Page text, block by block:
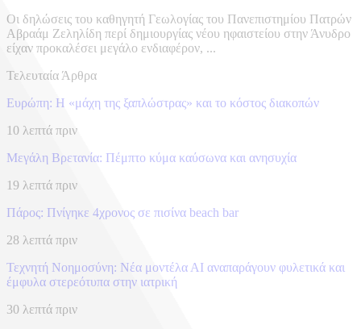
Οι δηλώσεις του καθηγητή Γεωλογίας του Πανεπιστημίου Πατρών
Αβραάμ Ζεληλίδη περί δημιουργίας νέου ηφαιστείου στην Άνυδρο
είχαν προκαλέσει μεγάλο ενδιαφέρον, ...
Τελευταία Άρθρα
Ευρώπη: H «μάχη της ξαπλώστρας» και το κόστος διακοπών
10 λεπτά πριν
Μεγάλη Βρετανία: Πέμπτο κύμα καύσωνα και ανησυχία
19 λεπτά πριν
Πάρος: Πνίγηκε 4χρονος σε πισίνα beach bar
28 λεπτά πριν
Τεχνητή Νοημοσύνη: Νέα μοντέλα ΑΙ αναπαράγουν φυλετικά και
έμφυλα στερεότυπα στην ιατρική
30 λεπτά πριν